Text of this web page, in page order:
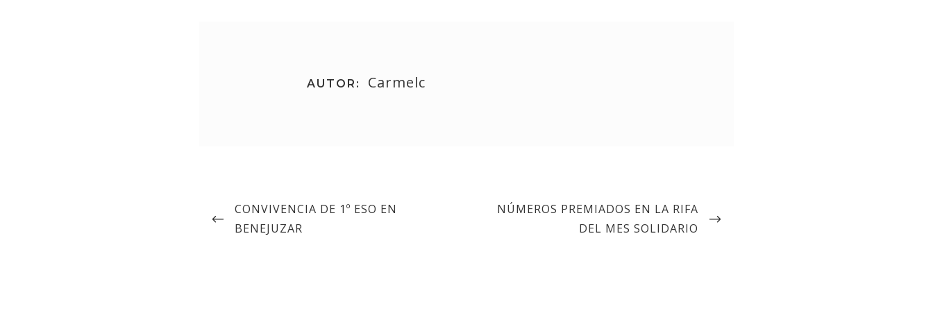
AUTOR: Carmelc
CONVIVENCIA DE 1º ESO EN
BENEJUZAR
NÚMEROS PREMIADOS EN LA RIFA
DEL MES SOLIDARIO